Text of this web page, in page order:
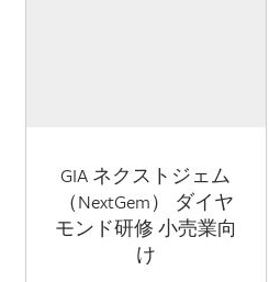
GIA ネクストジェム
（NextGem） ダイヤ
モンド研修 小売業向
け